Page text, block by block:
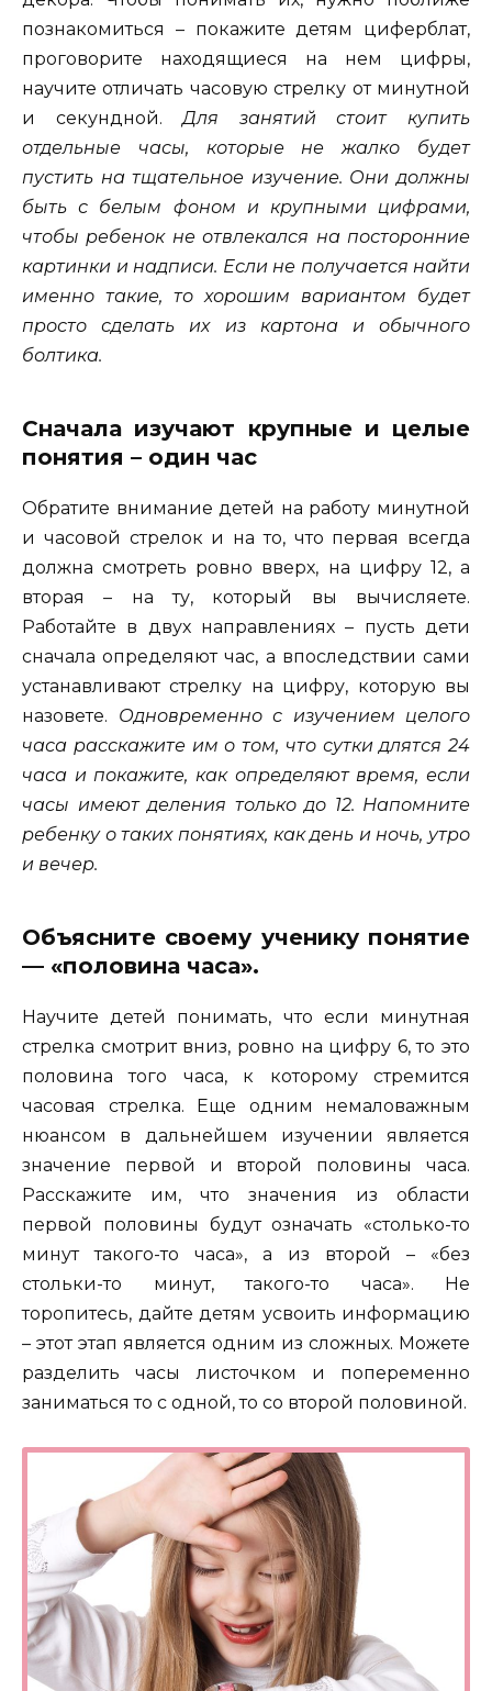
познакомиться – покажите детям циферблат,
проговорите находящиеся на нем цифры,
научите отличать часовую стрелку от минутной
и секундной.Для занятий стоит купить
отдельные часы, которые не жалко будет
пустить на тщательное изучение. Они должны
быть с белым фоном и крупными цифрами,
чтобы ребенок не отвлекался на посторонние
картинки и надписи. Если не получается найти
именно такие, то хорошим вариантом будет
просто сделать их из картона и обычного
болтика.
Сначала изучают крупные и целые
понятия – один час
Обратите внимание детей на работу минутной
и часовой стрелок и на то, что первая всегда
должна смотреть ровно вверх, на цифру 12, а
вторая – на ту, который вы вычисляете.
Работайте в двух направлениях – пусть дети
сначала определяют час, а впоследствии сами
устанавливают стрелку на цифру, которую вы
назовете. Одновременно с изучением целого
часа расскажите им о том, что сутки длятся 24
часа и покажите, как определяют время, если
часы имеют деления только до 12. Напомните
ребенку о таких понятиях, как день и ночь, утро
и вечер.
Объясните своему ученику понятие
— «половина часа».
Научите детей понимать, что если минутная
стрелка смотрит вниз, ровно на цифру 6, то это
половина того часа, к которому стремится
часовая стрелка. Еще одним немаловажным
нюансом в дальнейшем изучении является
значение первой и второй половины часа.
Расскажите им, что значения из области
первой половины будут означать «столько-то
минут такого-то часа», а из второй – «без
стольки-то минут, такого-то часа». Не
торопитесь, дайте детям усвоить информацию
– этот этап является одним из сложных. Можете
разделить часы листочком и попеременно
заниматься то с одной, то со второй половиной.